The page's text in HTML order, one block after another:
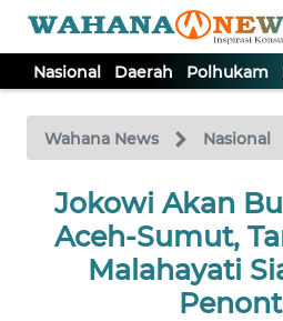
Nasional Daerah Polhukam
Wahana News Nasional
Jokowi Akan
Aceh-Sumut,
Malahayati
TV
Tutup
NASIONAL
DAERAH